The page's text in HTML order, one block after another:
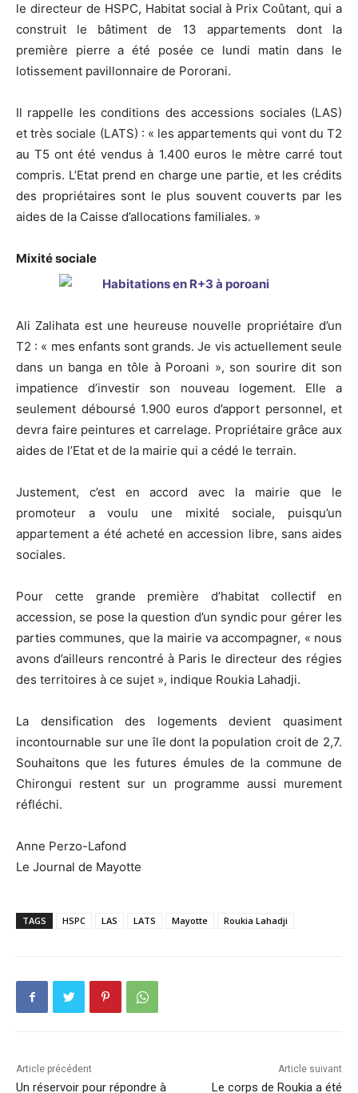
le directeur de HSPC, Habitat social à Prix Coûtant, qui a
construit le bâtiment de 13 appartements dont la
première pierre a été posée ce lundi matin dans le
lotissement pavillonnaire de Pororani.
Il rappelle les conditions des accessions sociales (LAS)
et très sociale (LATS) : « les appartements qui vont du T2
au T5 ont été vendus à 1.400 euros le mètre carré tout
compris. L’Etat prend en charge une partie, et les crédits
des propriétaires sont le plus souvent couverts par les
aides de la Caisse d’allocations familiales. »
Mixité sociale
Ali Zalihata est une heureuse nouvelle propriétaire d’un
T2 : « mes enfants sont grands. Je vis actuellement seule
dans un banga en tôle à Poroani », son sourire dit son
impatience d’investir son nouveau logement. Elle a
seulement déboursé 1.900 euros d’apport personnel, et
devra faire peintures et carrelage. Propriétaire grâce aux
aides de l’Etat et de la mairie qui a cédé le terrain.
Justement, c’est en accord avec la mairie que le
promoteur a voulu une mixité sociale, puisqu’un
appartement a été acheté en accession libre, sans aides
sociales.
Pour cette grande première d’habitat collectif en
accession, se pose la question d’un syndic pour gérer les
parties communes, que la mairie va accompagner, « nous
avons d’ailleurs rencontré à Paris le directeur des régies
des territoires à ce sujet », indique Roukia Lahadji.
La densification des logements devient quasiment
incontournable sur une île dont la population croit de 2,7.
Souhaitons que les futures émules de la commune de
Chirongui restent sur un programme aussi murement
réfléchi.
Anne Perzo-Lafond
Le Journal de Mayotte
TAGS HSPC LAS LATS Mayotte Roukia Lahadji
Article précédent
Un réservoir pour répondre à
Article suivant
Le corps de Roukia a été